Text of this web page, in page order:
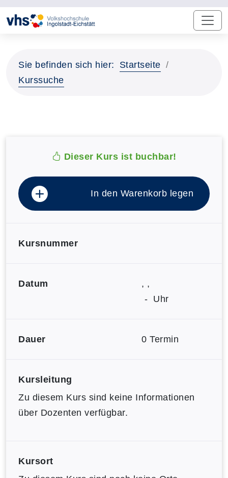
Sie befinden sich hier:
Startseite
Kurssuche
Dieser Kurs ist buchbar!
In den Warenkorb legen
Kursnummer
Datum
, ,
- Uhr
Dauer 0 Termin
Kursleitung
Zu diesem Kurs sind keine Informationen
über Dozenten verfügbar.
Kursort